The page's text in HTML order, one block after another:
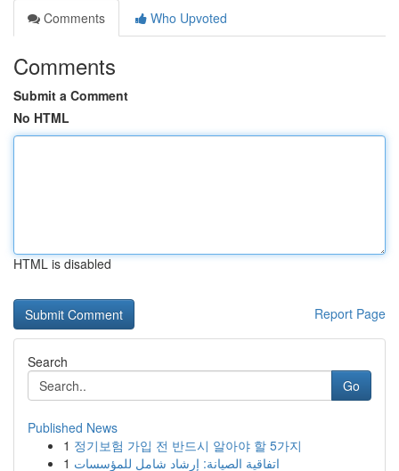
Comments
Who Upvoted
Comments
Submit a Comment
No HTML
HTML is disabled
Report Page
Search
Go
Published News
1 정기보험 가입 전 반드시 알아야 할 5가지
1 اتفاقية الصيانة: إرشاد شامل للمؤسسات